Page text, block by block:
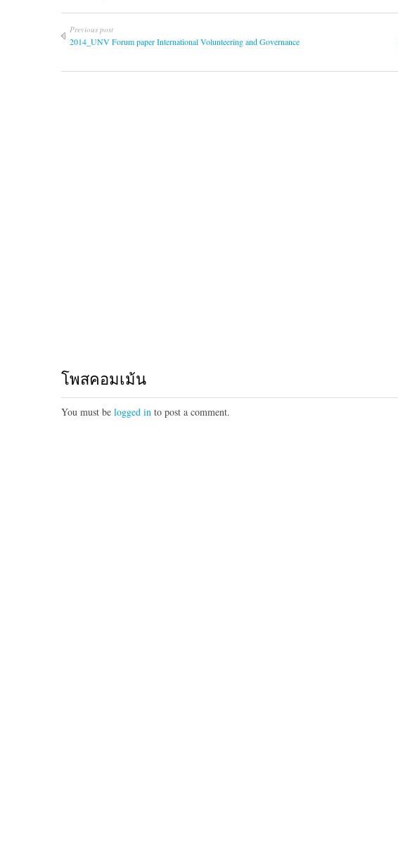
Previous post
2014_UNV Forum paper International Volunteering and Governance
โพสคอมเม้น
You must be logged in to post a comment.